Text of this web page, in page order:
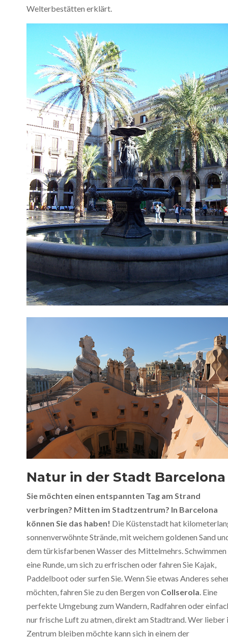
Welterbestätten erklärt.
Natur in der Stadt Barcelona
Sie möchten einen entspannten Tag am Strand
verbringen? Mitten im Stadtzentrum? In Barcelona
können Sie das haben! Die Küstenstadt hat
sonnenverwöhnte Strände, mit weichem goldenen Sand
dem türkisfarbenen Wasser des Mittelmehrs. Schwimmen
eine Runde, um sich zu erfrischen oder fahren Sie Kajak,
Paddelboot oder surfen Sie. Wenn Sie etwas Anderes
möchten, fahren Sie zu den Bergen von Collserola. Eine
perfekte Umgebung zum Wandern, Radfahren oder
nur frische Luft zu atmen, direkt am Stadtrand. Wer lieber
Zentrum bleiben möchte kann sich in einem der